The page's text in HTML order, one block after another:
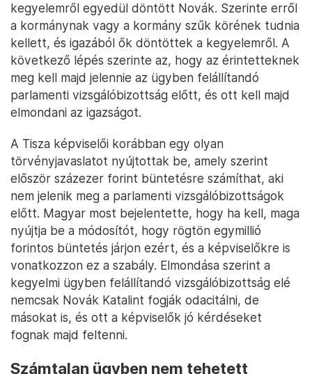
kegyelemről egyedül döntött Novák. Szerinte erről
a kormánynak vagy a kormány szűk körének tudnia
kellett, és igazából ők döntöttek a kegyelemről. A
következő lépés szerinte az, hogy az érintetteknek
meg kell majd jelennie az ügyben felállítandó
parlamenti vizsgálóbizottság előtt, és ott kell majd
elmondani az igazságot.
A Tisza képviselői korábban egy olyan
törvényjavaslatot nyújtottak be, amely szerint
először százezer forint büntetésre számíthat, aki
nem jelenik meg a parlamenti vizsgálóbizottságok
előtt. Magyar most bejelentette, hogy ha kell, maga
nyújtja be a módosítót, hogy rögtön egymillió
forintos büntetés járjon ezért, és a képviselőkre is
vonatkozzon ez a szabály. Elmondása szerint a
kegyelmi ügyben felállítandó vizsgálóbizottság elé
nemcsak Novák Katalint fogják odacitálni, de
másokat is, és ott a képviselők jó kérdéseket
fognak majd feltenni.
Számtalan ügyben nem tehetett